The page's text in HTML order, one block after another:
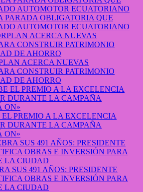
PARADA OBLIGATORIA QUE
AUTOMOTOR ECUATORIANO
ACERCA NUEVAS
CONSTRUIR PATRIMONIO
DE AHORRO
PREMIO A LA EXCELENCIA
DURANTE LA CAMPAÑA
ON»
SUS 491 AÑOS: PRESIDENTE
OBRAS E INVERSIÓN PARA
LA CIUDAD